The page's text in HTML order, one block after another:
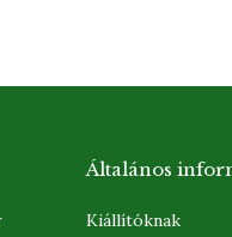
Általános
Kiállítóknak